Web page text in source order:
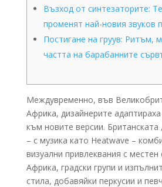
Възход от синтезаторите:
променят най-новия звуков
Постигане на груув: Ритъм,
частта на барабанните
Междувременно, във
Африка, дизайнерите
към новите версии. Британската
– с музика като Heatwave –
визуални привлеквания с
Африка, градски групи и
стила, добавяйки перкусии и